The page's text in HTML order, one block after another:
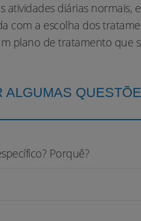
diárias normais,
a escolha dos
plano de tratamento que
Porquê?